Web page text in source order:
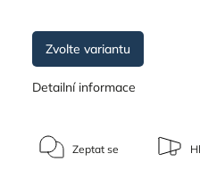
Zvolte variantu
Detailní informace
Zeptat se